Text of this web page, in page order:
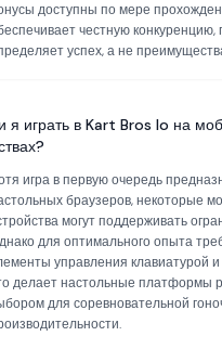
доступны по мере
честную конкуренцию,
успех, а не
я играть в Kart Bros Io на
игра в первую очередь
браузеров, некоторые
могут поддерживать
для оптимального опыта
управления клавиатурой
делает настольные платформы
для соревновательной